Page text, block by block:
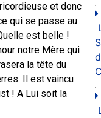
et donc
qui se passe au
est belle !
notre Mère qui
la tête du
Il est vaincu
! A Lui soit la